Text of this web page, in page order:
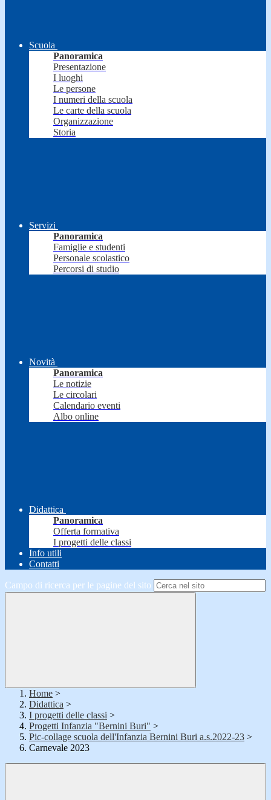
Scuola
Panoramica
Presentazione
I luoghi
Le persone
I numeri della scuola
Le carte della scuola
Organizzazione
Storia
Servizi
Panoramica
Famiglie e studenti
Personale scolastico
Percorsi di studio
Novità
Panoramica
Le notizie
Le circolari
Calendario eventi
Albo online
Didattica
Panoramica
Offerta formativa
I progetti delle classi
Info utili
Contatti
Campo di ricerca per le pagine del sito
Home >
Didattica >
I progetti delle classi >
Progetti Infanzia "Bernini Buri" >
Pic-collage scuola dell'Infanzia Bernini Buri a.s.2022-23 >
Carnevale 2023